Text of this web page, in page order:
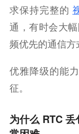
求保持完整的
通，有时会大
频优先的通信方
优雅降级的能
征。
为什么 RTC